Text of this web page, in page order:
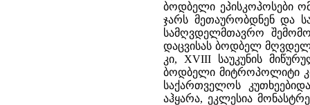
ბოდბელი ეპისკოპოსები
ჯარს მეთაურობდნენ და
სამღვდელმთავრო
დაცვისას ბოდბელ
კი, XVIII საუკუნის
ბოდბელი მიტროპოლიტი
საქართველოს
აჰყარა, ეკლესია